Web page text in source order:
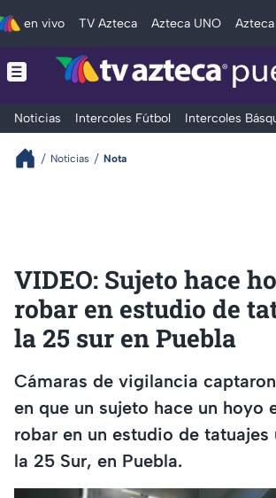
en vivo TV Azteca Azteca UNO
Noticias Intercoles Fútbol Intercoles
Noticias Nota
VIDEO: Sujeto hace
robar en estudio de
la 25 sur en Puebla
Cámaras de vigilancia
en que un sujeto hace un hoyo
robar en un estudio de tatuajes
la 25 Sur, en Puebla.